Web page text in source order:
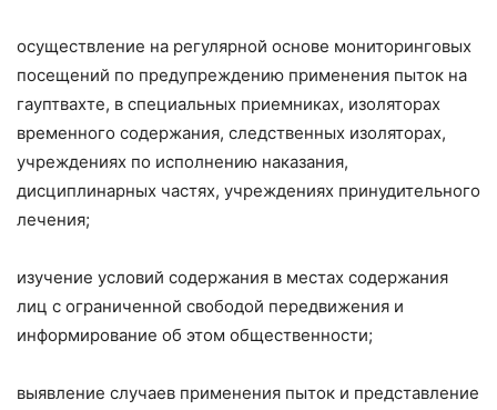
осуществление на регулярной основе мониторинговых
посещений по предупреждению применения пыток на
гауптвахте, в специальных приемниках, изоляторах
временного содержания, следственных изоляторах,
учреждениях по исполнению наказания,
дисциплинарных частях, учреждениях принудительного
лечения;
изучение условий содержания в местах содержания
лиц с ограниченной свободой передвижения и
информирование об этом общественности;
выявление случаев применения пыток и представление